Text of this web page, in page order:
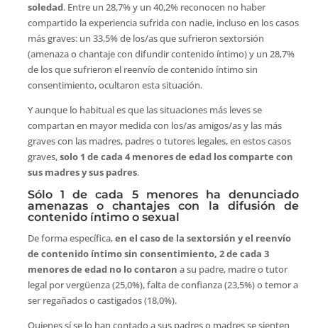
soledad. Entre un 28,7% y un 40,2% reconocen no haber
compartido la experiencia sufrida con nadie, incluso en los casos
más graves: un 33,5% de los/as que sufrieron sextorsión
(amenaza o chantaje con difundir contenido íntimo) y un 28,7%
de los que sufrieron el reenvío de contenido íntimo sin
consentimiento, ocultaron esta situación.
Y aunque lo habitual es que las situaciones más leves se
compartan en mayor medida con los/as amigos/as y las más
graves con las madres, padres o tutores legales, en estos casos
graves,solo 1 de cada 4 menores de edad los comparte con
sus madres y sus padres.
Sólo 1 de cada 5 menores ha denunciado
amenazas o chantajes con la difusión de
contenido íntimo o sexual
De forma específica,en el caso de la sextorsión y el reenvío
de contenido íntimo sin consentimiento, 2 de cada 3
menores de edad no lo contaron a su padre, madre o tutor
legal por vergüenza (25,0%), falta de confianza (23,5%) o temor a
ser regañados o castigados (18,0%).
Quienes sí se lo han contado a sus padres o madres se sienten